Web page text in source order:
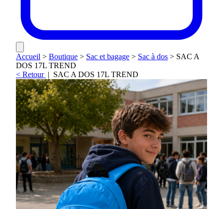
Accueil > Boutique > Sac et bagage > Sac à dos > SAC A
DOS 17L TREND
< Retour | SAC A DOS 17L TREND